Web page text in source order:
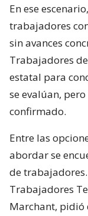
En ese
trabajadores
sin avances
Trabajadores
estatal para
se evalúan,
confirmado.
Entre las
abordar se
de
Trabajadores
Marchant,